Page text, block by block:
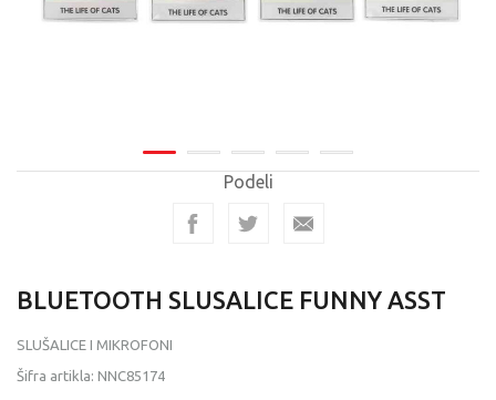
Podeli
BLUETOOTH SLUSALICE FUNNY ASST
SLUŠALICE I MIKROFONI
Šifra artikla: NNC85174